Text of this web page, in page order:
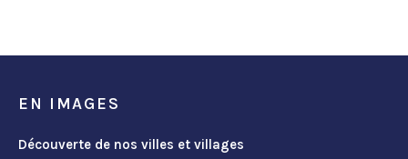
EN IMAGES
Découverte de nos villes et villages